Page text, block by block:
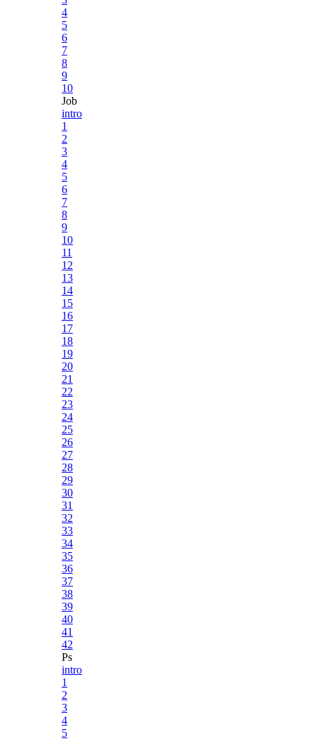
4
5
6
7
8
9
10
Job
intro
1
2
3
4
5
6
7
8
9
10
11
12
13
14
15
16
17
18
19
20
21
22
23
24
25
26
27
28
29
30
31
32
33
34
35
36
37
38
39
40
41
42
Ps
intro
1
2
3
4
5